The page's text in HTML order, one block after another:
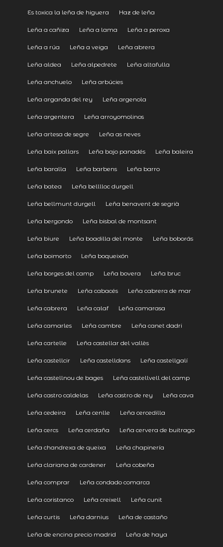
Es toxica la leña de higuera Haz de leña
Leña a cañiza Leña a lama Leña a peroxa
Leña a rúa Leña a veiga Leña abrera
Leña aldea Leña alpedrete Leña altafulla
Leña anchuelo Leña arbúcies
Leña arganda del rey Leña argenola
Leña argentera Leña arroyomolinos
Leña artesa de segre Leña as neves
Leña baix pallars Leña bajo panadés Leña baleira
Leña baralla Leña barbens Leña barro
Leña batea Leña belllloc durgell
Leña bellmunt durgell Leña benavent de segrià
Leña bergondo Leña bisbal de montsant
Leña biure Leña boadilla del monte Leña boborás
Leña boimorto Leña boqueixón
Leña borges del camp Leña bovera Leña bruc
Leña brunete Leña cabacés Leña cabrera de mar
Leña cabrera Leña calaf Leña camarasa
Leña camarles Leña cambre Leña canet dadri
Leña cartelle Leña castellar del vallès
Leña castellcir Leña castelldans Leña castellgalí
Leña castellnou de bages Leña castellvell del camp
Leña castro caldelas Leña castro de rey Leña cava
Leña cedeira Leña cenlle Leña cercedilla
Leña cercs Leña cerdaña Leña cervera de buitrago
Leña chandrexa de queixa Leña chapinería
Leña clariana de cardener Leña cobeña
Leña comprar Leña condado comarca
Leña coristanco Leña creixell Leña cunit
Leña curtis Leña darnius Leña de castaño
Leña de encina precio madrid Leña de haya